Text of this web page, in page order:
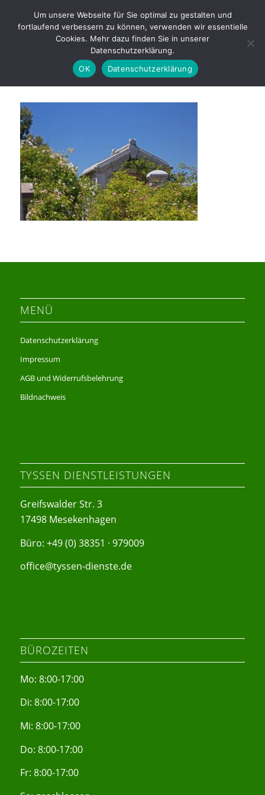
MENÜ
Datenschutzerklärung
Impressum
AGB und Widerrufsbelehrung
Bildnachweis
TYSSEN DIENSTLEISTUNGEN
Greifswalder Str. 3
17498 Mesekenhagen
Büro: +49 (0) 38351 · 979009
office@tyssen-dienste.de
BÜROZEITEN
Mo: 8:00-17:00
Di: 8:00-17:00
Mi: 8:00-17:00
Do: 8:00-17:00
Fr: 8:00-17:00
Um unsere Webseite für Sie optimal zu gestalten und
fortlaufend verbessern zu können, verwenden wir essentielle
Cookies. Mehr dazu finden Sie in unserer
Datenschutzerklärung.
OK
Datenschutzerklärung